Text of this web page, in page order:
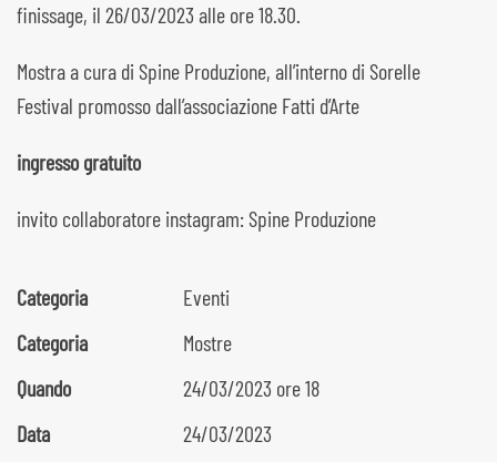
finissage, il 26/03/2023 alle ore 18.30.
Mostra a cura di Spine Produzione, all’interno di Sorelle
Festival promosso dall’associazione Fatti d’Arte
ingresso gratuito
invito collaboratore instagram:Spine Produzione
Categoria
Eventi
Categoria
Mostre
Quando
24/03/2023 ore 18
Data
24/03/2023